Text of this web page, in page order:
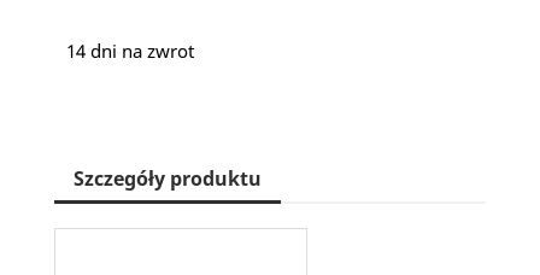
14 dni na zwrot
Szczegóły produktu